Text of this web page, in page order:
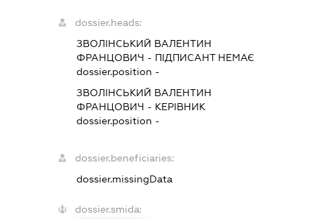
dossier.heads:
ЗВОЛІНСЬКИЙ ВАЛЕНТИН
ФРАНЦОВИЧ - ПІДПИСАНТНЕМАЄ
dossier.position -
ЗВОЛІНСЬКИЙ ВАЛЕНТИН
ФРАНЦОВИЧ - КЕРІВНИК
dossier.position -
dossier.beneficiaries:
dossier.missingData
dossier.smida: